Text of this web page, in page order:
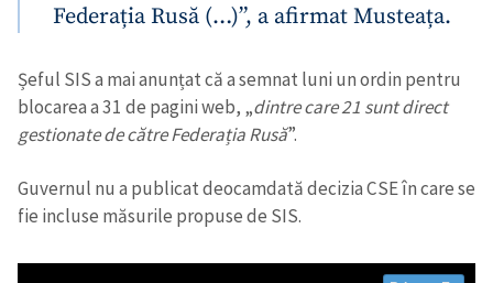
Federația Rusă (…)”, a afirmat Musteața.
Șeful SIS a mai anunțat că a semnat luni un ordin pentru
blocarea a 31 de pagini web, „dintre care 21 sunt direct
gestionate de către Federația Rusă”.
Guvernul nu a publicat deocamdată decizia CSE în care se
fie incluse măsurile propuse de SIS.